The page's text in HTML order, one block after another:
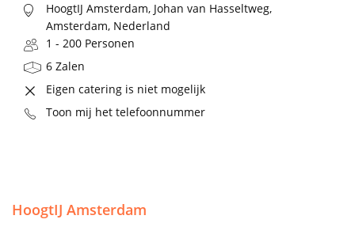
HoogtIJ Amsterdam, Johan van Hasseltweg,
Amsterdam, Nederland
1 - 200 Personen
6 Zalen
Eigen catering is niet mogelijk
Toon mij het telefoonnummer
HoogtIJ Amsterdam